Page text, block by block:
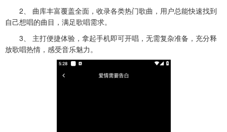
2、 曲库丰富覆盖全面，收录各类热门歌曲，用户总能快速找到
自己想唱的曲目，满足歌唱需求。
3、 主打便捷体验，拿起手机即可开唱，无需复杂准备，充分释
放歌唱热情，感受音乐魅力。